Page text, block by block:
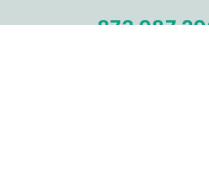
872 987